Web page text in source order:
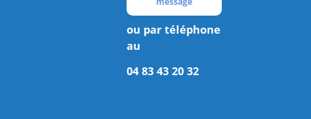
ou par téléphone
au
04 83 43 20 32